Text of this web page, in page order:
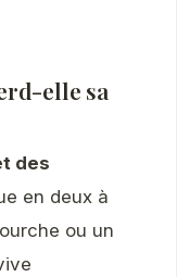
elle sa
des
en deux à
ou un